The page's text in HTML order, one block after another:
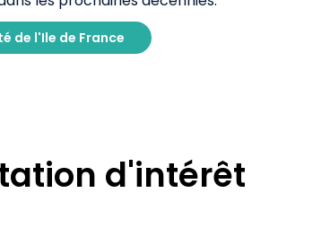
de l'Ile de France
d'intérêt